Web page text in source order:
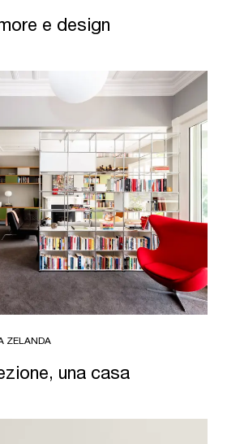
e design
ZELANDA
una casa